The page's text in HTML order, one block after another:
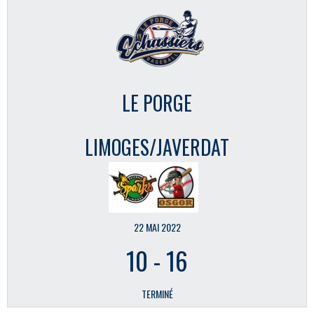
LE PORGE
LIMOGES/JAVERDAT
22 MAI 2022
10 -16
TERMINÉ